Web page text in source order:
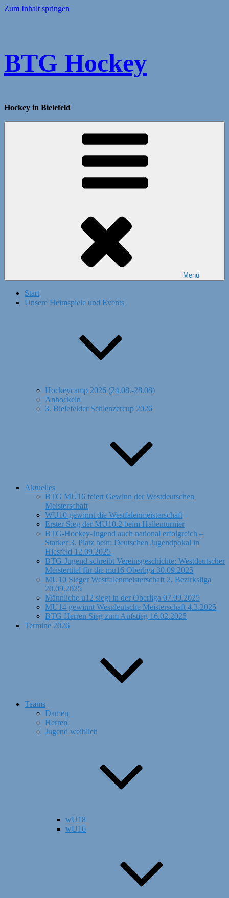
Zum Inhalt springen
BTG Hockey
Hockey in Bielefeld
Menü
Start
Unsere Heimspiele und Events
Hockeycamp 2026 (24.08.-28.08)
Anhockeln
3. Bielefelder Schlenzercup 2026
Aktuelles
BTG MU16 feiert Gewinn der Westdeutschen
Meisterschaft
WU10 gewinnt die Westfalenmeisterschaft
Erster Sieg der MU10.2 beim Hallenturnier
BTG-Hockey-Jugend auch national erfolgreich –
Starker 3. Platz beim Deutschen Jugendpokal in
Hiesfeld 12.09.2025
BTG-Jugend schreibt Vereinsgeschichte: Westdeutscher
Meistertitel für die mu16 Oberliga 30.09.2025
MU10 Sieger Westfalenmeisterschaft 2. Bezirksliga
20.09.2025
Männliche u12 siegt in der Oberliga 07.09.2025
MU14 gewinnt Westdeutsche Meisterschaft 4.3.2025
BTG Herren Sieg zum Aufstieg 16.02.2025
Termine 2026
Teams
Damen
Herren
Jugend weiblich
wU18
wU16